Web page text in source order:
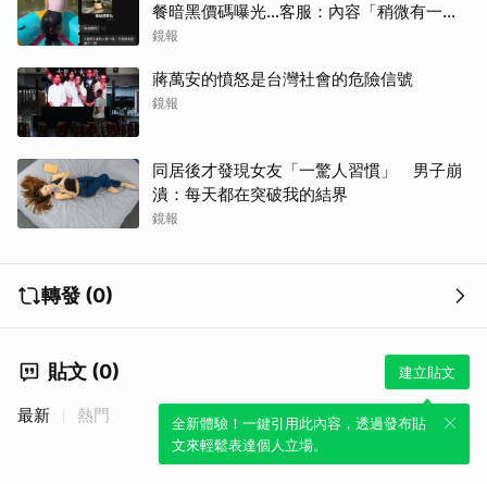
餐暗黑價碼曝光…客服：內容「稍微有一點
尺度」
鏡報
蔣萬安的憤怒是台灣社會的危險信號
鏡報
同居後才發現女友「一驚人習慣」 男子崩
潰：每天都在突破我的結界
鏡報
轉發 (0)
貼文 (0) 建立貼文
全新體驗！一鍵引用此內容，透過發布貼
文來輕鬆表達個人立場。
最新 熱門